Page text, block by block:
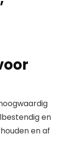
en
en af